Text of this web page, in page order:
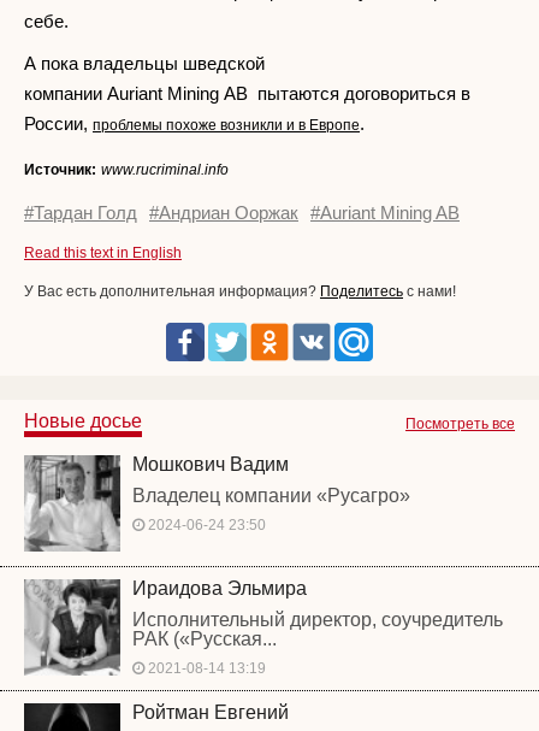
себе.
А пока владельцы шведской
компании Auriant Mining AB пытаются договориться в
России, проблемы похоже возникли и в Европе.
Источник: www.rucriminal.info
#Тардан Голд #Андриан Ооржак #Auriant Mining AB
Read this text in English
У Вас есть дополнительная информация? Поделитесь с нами!
Посмотреть все
Новые досье
Мошкович Вадим
Владелец компании «Русагро»
2024-06-24 23:50
Ираидова Эльмира
Исполнительный директор, соучредитель
РАК («Русская...
2021-08-14 13:19
Ройтман Евгений